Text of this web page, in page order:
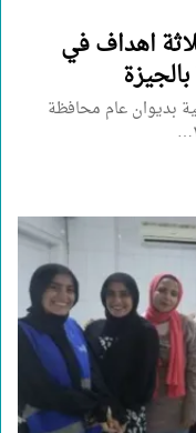
اهداف في
بديوان عام محافظة